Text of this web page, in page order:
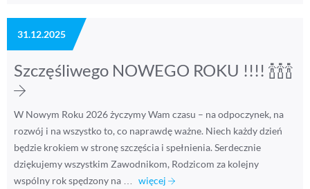
31.12.2025
Szczęśliwego NOWEGO ROKU !!!! 🍾🍾🍾
W Nowym Roku 2026 życzymy Wam czasu – na odpoczynek, na
rozwój i na wszystko to, co naprawdę ważne. Niech każdy dzień
będzie krokiem w stronę szczęścia i spełnienia. Serdecznie
dziękujemy wszystkim Zawodnikom, Rodzicom za kolejny
wspólny rok spędzony na …
więcej